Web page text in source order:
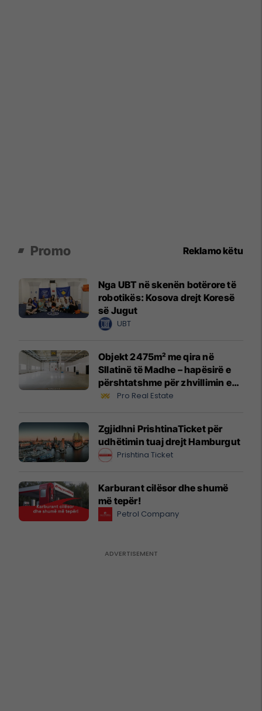
Promo Reklamo këtu
Nga UBT në skenën botërore të
robotikës: Kosova drejt Koresë
së Jugut
UBT
Objekt 2475m² me qira në
Sllatinë të Madhe – hapësirë e
përshtatshme për zhvillimin e
biznesit #16068
Pro Real Estate
Zgjidhni PrishtinaTicket për
udhëtimin tuaj drejt Hamburgut
Prishtina Ticket
Karburant cilësor dhe shumë
më tepër!
Petrol Company